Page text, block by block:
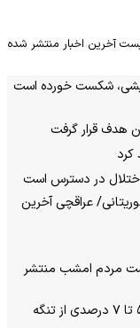
آخرین اخبار منتشر شده
شکست خورده است
هدف قرار گرفت
کرد
در دسترس است
عراقچی آخرین
مردم امشب منتشر
ادعای رویترز: ایران خواهان دریافت هزینه ۵ تا ۷ درصدی از تنگه